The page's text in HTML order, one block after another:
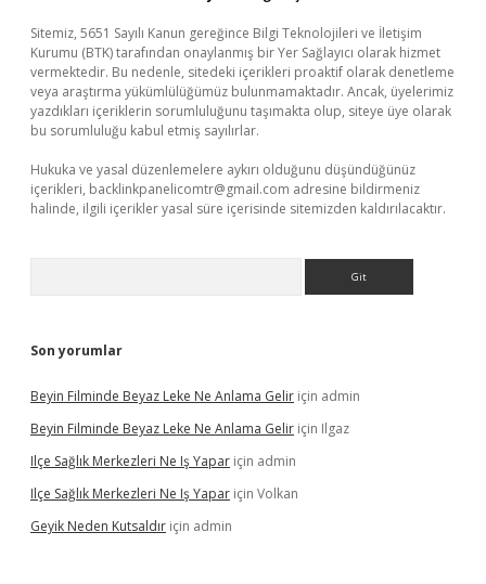
Sitemiz, 5651 Sayılı Kanun gereğince Bilgi Teknolojileri ve İletişim
Kurumu (BTK) tarafından onaylanmış bir Yer Sağlayıcı olarak hizmet
vermektedir. Bu nedenle, sitedeki içerikleri proaktif olarak denetleme
veya araştırma yükümlülüğümüz bulunmamaktadır. Ancak, üyelerimiz
yazdıkları içeriklerin sorumluluğunu taşımakta olup, siteye üye olarak
bu sorumluluğu kabul etmiş sayılırlar.
Hukuka ve yasal düzenlemelere aykırı olduğunu düşündüğünüz
içerikleri, backlinkpanelicomtr@gmail.com adresine bildirmeniz
halinde, ilgili içerikler yasal süre içerisinde sitemizden kaldırılacaktır.
Son yorumlar
Beyin Filminde Beyaz Leke Ne Anlama Gelir için admin
Beyin Filminde Beyaz Leke Ne Anlama Gelir için Ilgaz
Ilçe Sağlık Merkezleri Ne Iş Yapar için admin
Ilçe Sağlık Merkezleri Ne Iş Yapar için Volkan
Geyik Neden Kutsaldır için admin